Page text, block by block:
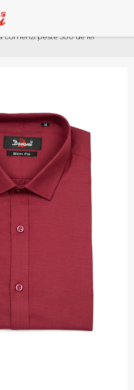
comenzi peste 500 de lei